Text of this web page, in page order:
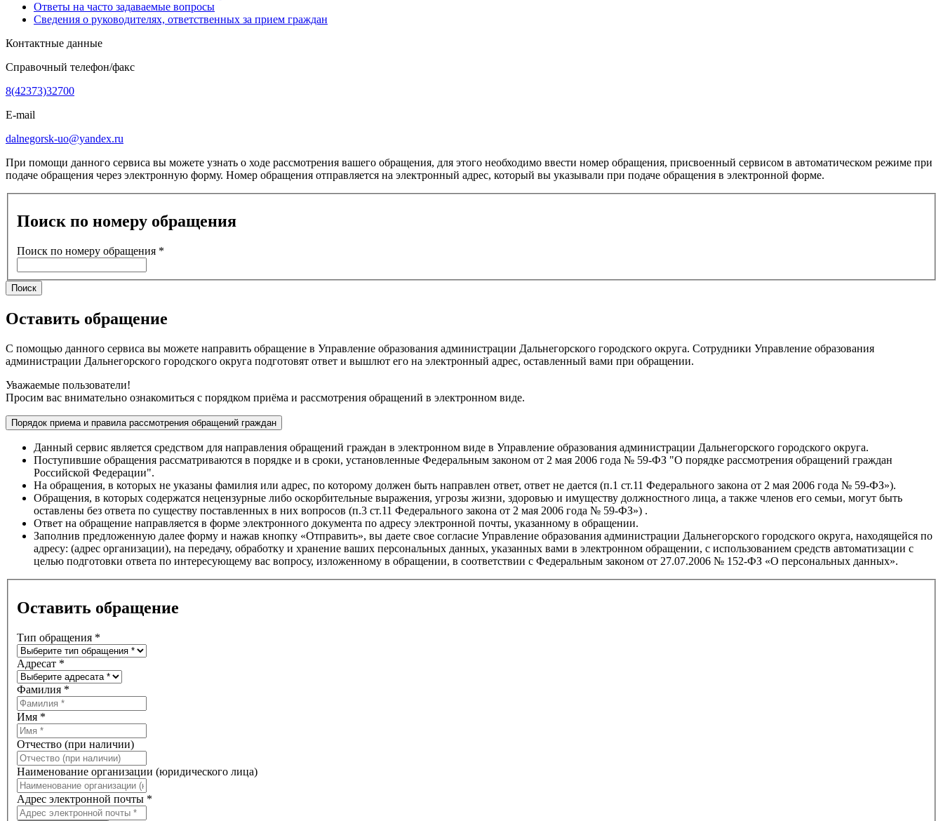
Ответы на часто задаваемые вопросы
Сведения о руководителях, ответственных за прием граждан
Контактные данные
Справочный телефон/факс
8(42373)32700
E-mail
dalnegorsk-uo@yandex.ru
При помощи данного сервиса вы можете узнать о ходе рассмотрения вашего обращения, для этого необходимо ввести номер обращения, присвоенный сервисом в автоматическом режиме при
подаче обращения через электронную форму. Номер обращения отправляется на электронный адрес, который вы указывали при подаче обращения в электронной форме.
Поиск по номеру обращения
Поиск по номеру обращения *
Поиск
Оставить обращение
С помощью данного сервиса вы можете направить обращение в Управление образования администрации Дальнегорского городского округа. Сотрудники Управление образования
администрации Дальнегорского городского округа подготовят ответ и вышлют его на электронный адрес, оставленный вами при обращении.
Уважаемые пользователи!
Просим вас внимательно ознакомиться с порядком приёма и рассмотрения обращений в электронном виде.
Порядок приема и правила рассмотрения обращений граждан
Данный сервис является средством для направления обращений граждан в электронном виде в Управление образования администрации Дальнегорского городского округа.
Поступившие обращения рассматриваются в порядке и в сроки, установленные Федеральным законом от 2 мая 2006 года № 59-ФЗ "О порядке рассмотрения обращений граждан
Российской Федерации".
На обращения, в которых не указаны фамилия или адрес, по которому должен быть направлен ответ, ответ не дается (п.1 ст.11 Федерального закона от 2 мая 2006 года № 59-ФЗ»).
Обращения, в которых содержатся нецензурные либо оскорбительные выражения, угрозы жизни, здоровью и имуществу должностного лица, а также членов его семьи, могут быть
оставлены без ответа по существу поставленных в них вопросов (п.3 ст.11 Федерального закона от 2 мая 2006 года № 59-ФЗ») .
Ответ на обращение направляется в форме электронного документа по адресу электронной почты, указанному в обращении.
Заполнив предложенную далее форму и нажав кнопку «Отправить», вы даете свое согласие Управление образования администрации Дальнегорского городского округа, находящейся по
адресу: (адрес организации), на передачу, обработку и хранение ваших персональных данных, указанных вами в электронном обращении, с использованием средств автоматизации с
целью подготовки ответа по интересующему вас вопросу, изложенному в обращении, в соответствии с Федеральным законом от 27.07.2006 № 152-ФЗ «О персональных данных».
Оставить обращение
Тип обращения *
Адресат *
Фамилия *
Имя *
Отчество (при наличии)
Наименование организации (юридического лица)
Адрес электронной почты *